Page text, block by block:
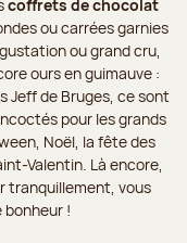
coffrets de chocolat
ou carrées garnies
ou grand cru,
ours en guimauve :
Jeff de Bruges, ce sont
pour les grands
Noël, la fête des
Valentin. Là encore,
tranquillement, vous
!